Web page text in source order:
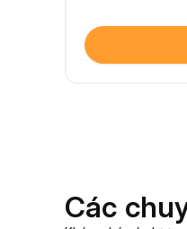
Các